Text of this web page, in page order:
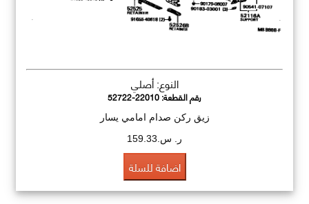
النوع: أصلي
رقم القطعة:52722-22010
زيق ركن صدام امامي يسار
ر. س.159.33
اضافة للسلة